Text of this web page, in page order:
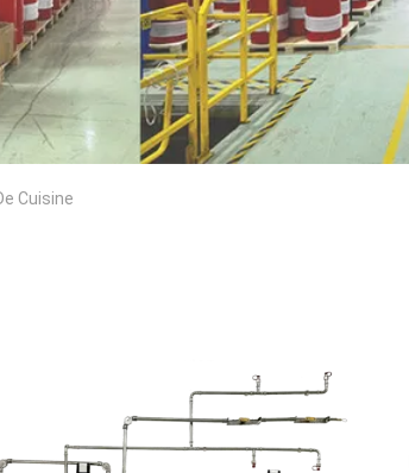
Cuisine